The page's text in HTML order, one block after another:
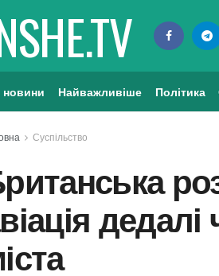
новини Найважливіше Політика
Суспільство